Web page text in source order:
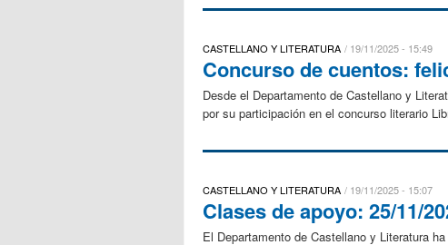
CASTELLANO Y LITERATURA 19/11/2025 - 15:49
Concurso de cuentos:
Desde el Departamento de Castellano y
por su participación en el concurso literario
CASTELLANO Y LITERATURA 19/11/2025 - 15:07
Clases de apoyo: 25/11/
El Departamento de Castellano y Literatura